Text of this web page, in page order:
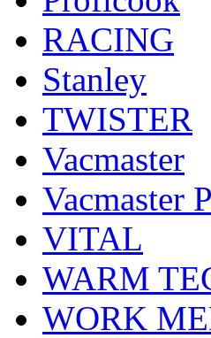
RACING
Stanley
TWISTER
Vacmaster
Vacmaster
VITAL
WARM
WORK